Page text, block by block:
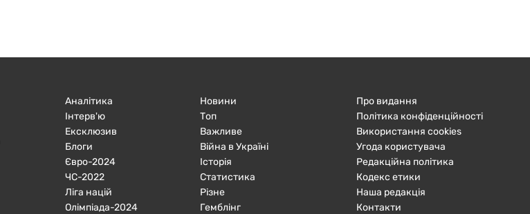
Аналітика
Інтерв'ю
Ексклюзив
Блоги
Євро-2024
ЧC-2022
Ліга націй
Олімпіада-2024
Новини
Топ
Важливе
Війна в Україні
Історія
Статистика
Різне
Гемблінг
Про видання
Політика конфіденційності
Використання cookies
Угода користувача
Редакційна політика
Кодекс етики
Наша редакція
Контакти